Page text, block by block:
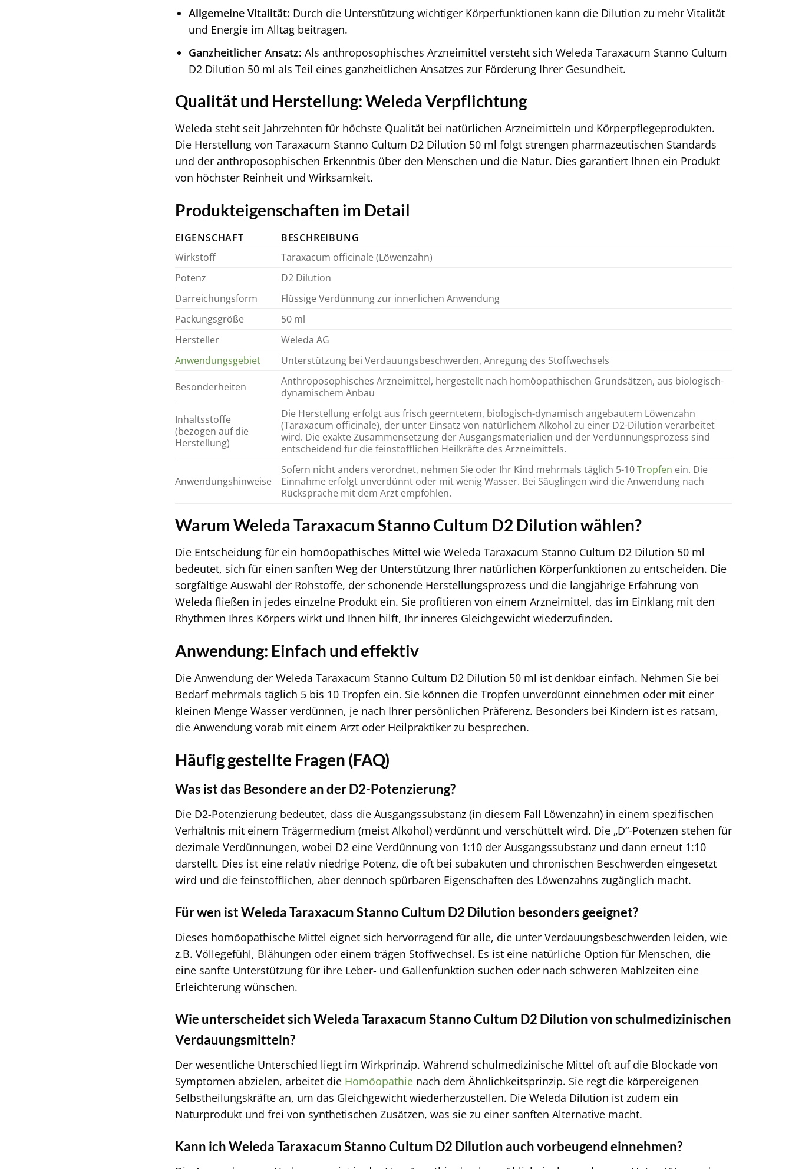
Allgemeine Vitalität: Durch die Unterstützung wichtiger Körperfunktionen kann die Dilution zu mehr Vitalität
und Energie im Alltag beitragen.
Ganzheitlicher Ansatz: Als anthroposophisches Arzneimittel versteht sich Weleda Taraxacum Stanno Cultum
D2 Dilution 50 ml als Teil eines ganzheitlichen Ansatzes zur Förderung Ihrer Gesundheit.
Qualität und Herstellung: Weleda Verpflichtung
Weleda steht seit Jahrzehnten für höchste Qualität bei natürlichen Arzneimitteln und Körperpflegeprodukten.
Die Herstellung von Taraxacum Stanno Cultum D2 Dilution 50 ml folgt strengen pharmazeutischen Standards
und der anthroposophischen Erkenntnis über den Menschen und die Natur. Dies garantiert Ihnen ein Produkt
von höchster Reinheit und Wirksamkeit.
Produkteigenschaften im Detail
EIGENSCHAFT
BESCHREIBUNG
Wirkstoff
Taraxacum officinale (Löwenzahn)
Potenz
D2 Dilution
Darreichungsform
Flüssige Verdünnung zur innerlichen Anwendung
Packungsgröße
50 ml
Hersteller
Weleda AG
Anwendungsgebiet
Unterstützung bei Verdauungsbeschwerden, Anregung des Stoffwechsels
Besonderheiten
Anthroposophisches Arzneimittel, hergestellt nach homöopathischen Grundsätzen, aus biologisch-
dynamischem Anbau
Inhaltsstoffe
(bezogen auf die
Herstellung)
Die Herstellung erfolgt aus frisch geerntetem, biologisch-dynamisch angebautem Löwenzahn
(Taraxacum officinale), der unter Einsatz von natürlichem Alkohol zu einer D2-Dilution verarbeitet
wird. Die exakte Zusammensetzung der Ausgangsmaterialien und der Verdünnungsprozess sind
entscheidend für die feinstofflichen Heilkräfte des Arzneimittels.
Anwendungshinweise
Sofern nicht anders verordnet, nehmen Sie oder Ihr Kind mehrmals täglich 5-10Tropfen ein. Die
Einnahme erfolgt unverdünnt oder mit wenig Wasser. Bei Säuglingen wird die Anwendung nach
Rücksprache mit dem Arzt empfohlen.
Warum Weleda Taraxacum Stanno Cultum D2 Dilution wählen?
Die Entscheidung für ein homöopathisches Mittel wie Weleda Taraxacum Stanno Cultum D2 Dilution 50 ml
bedeutet, sich für einen sanften Weg der Unterstützung Ihrer natürlichen Körperfunktionen zu entscheiden. Die
sorgfältige Auswahl der Rohstoffe, der schonende Herstellungsprozess und die langjährige Erfahrung von
Weleda fließen in jedes einzelne Produkt ein. Sie profitieren von einem Arzneimittel, das im Einklang mit den
Rhythmen Ihres Körpers wirkt und Ihnen hilft, Ihr inneres Gleichgewicht wiederzufinden.
Anwendung: Einfach und effektiv
Die Anwendung der Weleda Taraxacum Stanno Cultum D2 Dilution 50 ml ist denkbar einfach. Nehmen Sie bei
Bedarf mehrmals täglich 5 bis 10 Tropfen ein. Sie können die Tropfen unverdünnt einnehmen oder mit einer
kleinen Menge Wasser verdünnen, je nach Ihrer persönlichen Präferenz. Besonders bei Kindern ist es ratsam,
die Anwendung vorab mit einem Arzt oder Heilpraktiker zu besprechen.
Häufig gestellte Fragen (FAQ)
Was ist das Besondere an der D2-Potenzierung?
Die D2-Potenzierung bedeutet, dass die Ausgangssubstanz (in diesem Fall Löwenzahn) in einem spezifischen
Verhältnis mit einem Trägermedium (meist Alkohol) verdünnt und verschüttelt wird. Die „D“-Potenzen stehen für
dezimale Verdünnungen, wobei D2 eine Verdünnung von 1:10 der Ausgangssubstanz und dann erneut 1:10
darstellt. Dies ist eine relativ niedrige Potenz, die oft bei subakuten und chronischen Beschwerden eingesetzt
wird und die feinstofflichen, aber dennoch spürbaren Eigenschaften des Löwenzahns zugänglich macht.
Für wen ist Weleda Taraxacum Stanno Cultum D2 Dilution besonders geeignet?
Dieses homöopathische Mittel eignet sich hervorragend für alle, die unter Verdauungsbeschwerden leiden, wie
z.B. Völlegefühl, Blähungen oder einem trägen Stoffwechsel. Es ist eine natürliche Option für Menschen, die
eine sanfte Unterstützung für ihre Leber- und Gallenfunktion suchen oder nach schweren Mahlzeiten eine
Erleichterung wünschen.
Wie unterscheidet sich Weleda Taraxacum Stanno Cultum D2 Dilution von schulmedizinischen
Verdauungsmitteln?
Der wesentliche Unterschied liegt im Wirkprinzip. Während schulmedizinische Mittel oft auf die Blockade von
Symptomen abzielen, arbeitet die Homöopathie nach dem Ähnlichkeitsprinzip. Sie regt die körpereigenen
Selbstheilungskräfte an, um das Gleichgewicht wiederherzustellen. Die Weleda Dilution ist zudem ein
Naturprodukt und frei von synthetischen Zusätzen, was sie zu einer sanften Alternative macht.
Kann ich Weleda Taraxacum Stanno Cultum D2 Dilution auch vorbeugend einnehmen?